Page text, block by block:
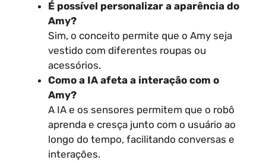
É possível personalizar a aparência do
Amy?
Sim, o conceito permite que o Amy seja
vestido com diferentes roupas ou
acessórios.
Como a IA afeta a interação com o
Amy?
A IA e os sensores permitem que o robô
aprenda e cresça junto com o usuário ao
longo do tempo, facilitando conversas e
interações.